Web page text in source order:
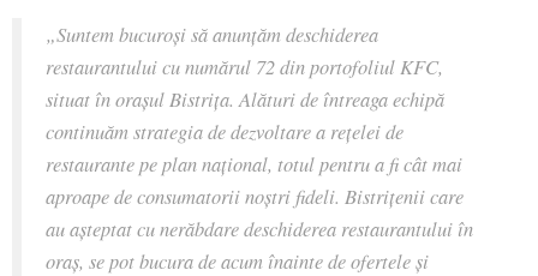
„Suntem bucuroşi să anunţăm deschiderea
restaurantului cu numărul 72 din portofoliul KFC,
situat în oraşul Bistriţa. Alături de întreaga echipă
continuăm strategia de dezvoltare a reţelei de
restaurante pe plan naţional, totul pentru a fi cât mai
aproape de consumatorii noştri fideli. Bistriţenii care
au aşteptat cu nerăbdare deschiderea restaurantului în
oraş, se pot bucura de acum înainte de ofertele şi